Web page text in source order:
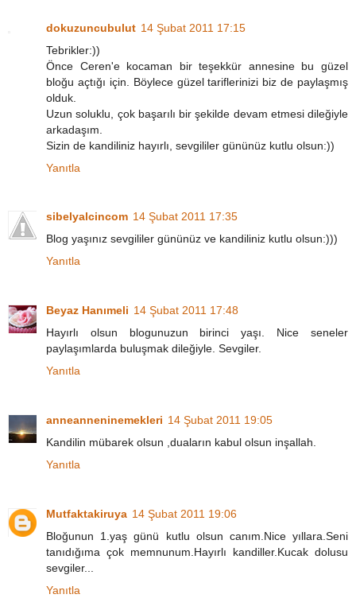
dokuzuncubulut 14 Şubat 2011 17:15
Tebrikler:))
Önce Ceren'e kocaman bir teşekkür annesine bu güzel
bloğu açtığı için. Böylece güzel tariflerinizi biz de paylaşmış
olduk.
Uzun soluklu, çok başarılı bir şekilde devam etmesi dileğiyle
arkadaşım.
Sizin de kandiliniz hayırlı, sevgililer gününüz kutlu olsun:))
Yanıtla
sibelyalcincom 14 Şubat 2011 17:35
Blog yaşınız sevgililer gününüz ve kandiliniz kutlu olsun:)))
Yanıtla
Beyaz Hanımeli 14 Şubat 2011 17:48
Hayırlı olsun blogunuzun birinci yaşı. Nice seneler
paylaşımlarda buluşmak dileğiyle. Sevgiler.
Yanıtla
anneanneninemekleri 14 Şubat 2011 19:05
Kandilin mübarek olsun ,duaların kabul olsun inşallah.
Yanıtla
Mutfaktakiruya 14 Şubat 2011 19:06
Bloğunun 1.yaş günü kutlu olsun canım.Nice yıllara.Seni
tanıdığıma çok memnunum.Hayırlı kandiller.Kucak dolusu
sevgiler...
Yanıtla